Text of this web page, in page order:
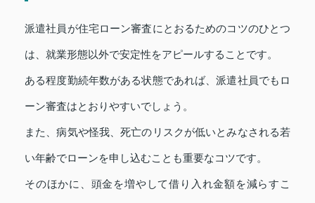
派遣社員が住宅ローン審査にとおるためのコツのひとつ
は、就業形態以外で安定性をアピールすることです。
ある程度勤続年数がある状態であれば、派遣社員でもロ
ーン審査はとおりやすいでしょう。
また、病気や怪我、死亡のリスクが低いとみなされる若
い年齢でローンを申し込むことも重要なコツです。
そのほかに、頭金を増やして借り入れ金額を減らすこ